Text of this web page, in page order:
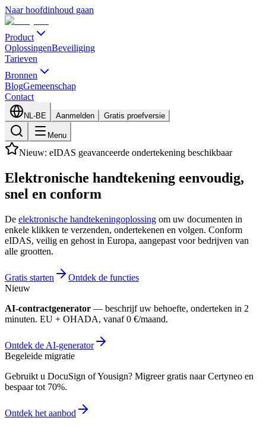
Naar hoofdinhoud gaan
Product
OplossingenBeveiliging
Tarieven
Bronnen
BlogGemeenschap
Contact
NL-BE Aanmelden Gratis proefversie
Menu
Nieuw: eIDAS geavanceerde ondertekening beschikbaar
Elektronische handtekening eenvoudig,
snel en conform
De elektronische handtekeningoplossing om uw documenten in
enkele klikken te verzenden, ondertekenen en volgen. Conform
eIDAS, veilig en gehost in Europa, aangepast voor bedrijven van
alle grootten.
Gratis starten
Ontdek de functies
Nieuw
AI-contractgenerator — beschrijf uw behoefte, onderteken in 2
minuten. EU + OHADA, vanaf 0 €/maand.
Ontdek de AI-generator
Begeleide migratie
Gebruikt u DocuSign of Yousign? Migreer gratis naar Certyneo en
bespaar tot 70%.
Ontdek het aanbod